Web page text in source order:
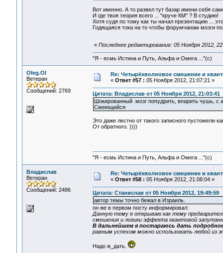
Вот именно. А то развел тут базар имени себя
И где твоя теория всего ... "круче КМ" ? В студию!
Хотя судя по тому как ты начал презентацию ...
Годящаяся тока на то чтобы форумчанам мозги
« Последнее редактирование: 05 Ноября 2012,
"Я - есмь Истина и Путь, Альфа и Омега ..."(с)
Oleg.Ol
Ветеран
Сообщений: 2769
Re: Четырёхволновое смешение и
« Ответ #57 : 05 Ноября 2012, 21:07:21 »
Цитата: Владислав от 05 Ноября 2012, 21:03:41
Шокированный мозг попудрить, впарить чушь, с
Смеющийся
Это даже лестно от такого записного пустомели
От обратного. ))))
"Я - есмь Истина и Путь, Альфа и Омега ..."(с)
Владислав
Ветеран
Сообщений: 2486
Re: Четырёхволновое смешение и
« Ответ #58 : 05 Ноября 2012, 21:08:04 »
Цитата: Станислав от 05 Ноября 2012, 19:49:59
автор темы точно бежал в Израиль.
он же в первом посту информировал:
Данную тему я открываю как тему
смешения и логики эффекта квантовой
В дальнейшем я постараюсь дать
равным успехом можно использовать любой из
Надо ж_дать.